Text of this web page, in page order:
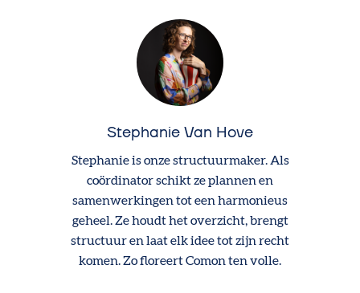
Stephanie Van Hove
Stephanie is onze structuurmaker. Als
coördinator schikt ze plannen en
samenwerkingen tot een harmonieus
geheel. Ze houdt het overzicht, brengt
structuur en laat elk idee tot zijn recht
komen. Zo floreert Comon ten volle.